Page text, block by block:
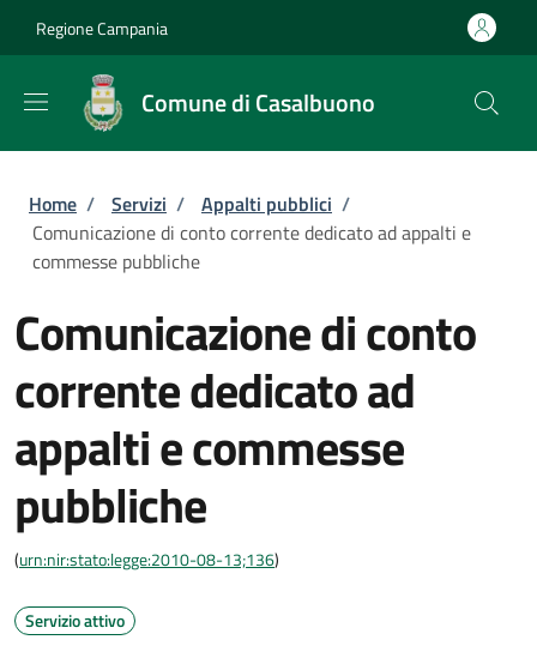
Regione Campania
Comune di Casalbuono
Briciole di pane
Home / Servizi / Appalti pubblici /
Comunicazione di conto corrente dedicato ad appalti e
commesse pubbliche
Comunicazione di conto
corrente dedicato ad
appalti e commesse
pubbliche
(urn:nir:stato:legge:2010-08-13;136)
Servizio attivo